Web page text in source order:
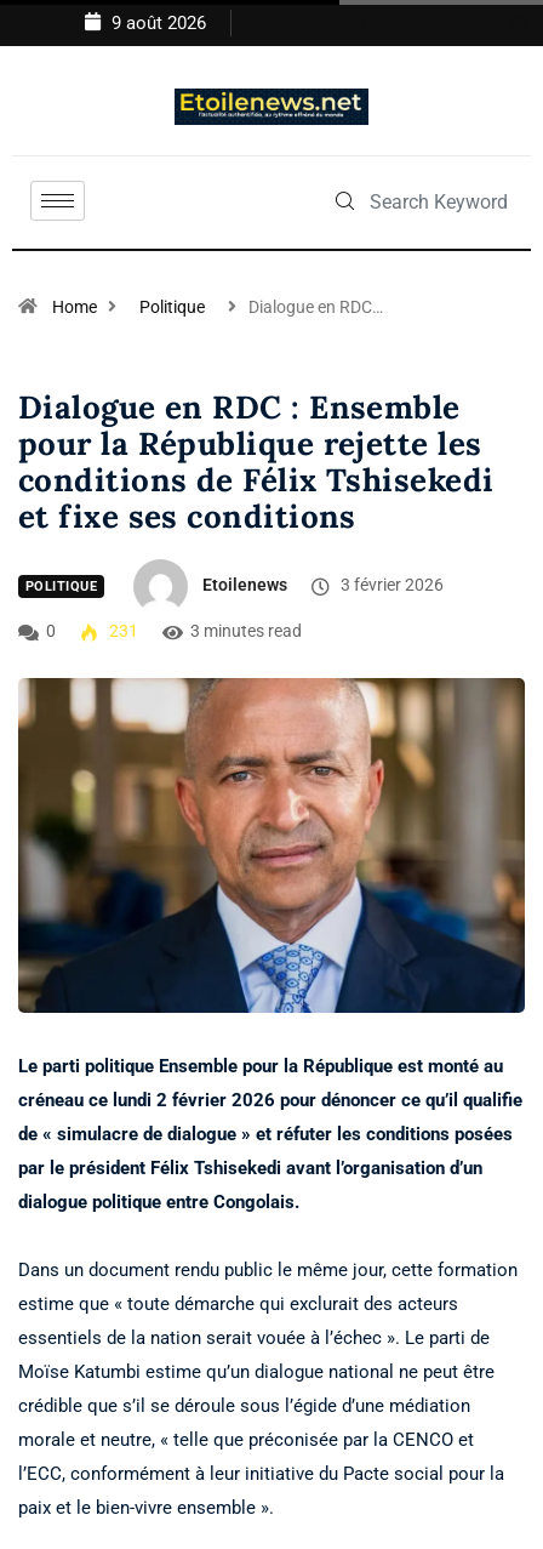
9 août 2026
Home Politique Dialogue en RDC…
Dialogue en RDC : Ensemble
pour la République rejette les
conditions de Félix Tshisekedi
et fixe ses conditions
POLITIQUE Etoilenews 3 février 2026
0 231 3 minutes read
Le parti politique Ensemble pour la République est monté au
créneau ce lundi 2 février 2026 pour dénoncer ce qu’il qualifie
de « simulacre de dialogue » et réfuter les conditions posées
par le président Félix Tshisekedi avant l’organisation d’un
dialogue politique entre Congolais.
Dans un document rendu public le même jour, cette formation
estime que « toute démarche qui exclurait des acteurs
essentiels de la nation serait vouée à l’échec ». Le parti de
Moïse Katumbi estime qu’un dialogue national ne peut être
crédible que s’il se déroule sous l’égide d’une médiation
morale et neutre, « telle que préconisée par la CENCO et
l’ECC, conformément à leur initiative du Pacte social pour la
paix et le bien-vivre ensemble ».